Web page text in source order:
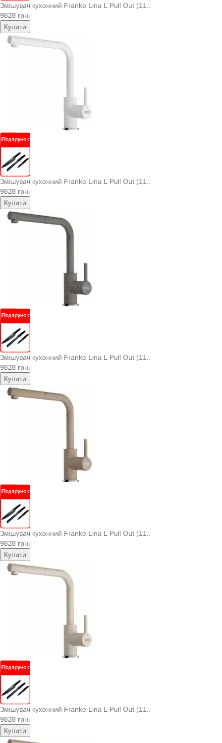
Змішувач кухонний Franke Lina L Pull Out (11..
9828 грн.
Купити
Змішувач кухонний Franke Lina L Pull Out (11..
9828 грн.
Купити
Змішувач кухонний Franke Lina L Pull Out (11..
9828 грн.
Купити
Змішувач кухонний Franke Lina L Pull Out (11..
9828 грн.
Купити
Змішувач кухонний Franke Lina L Pull Out (11..
9828 грн.
Купити